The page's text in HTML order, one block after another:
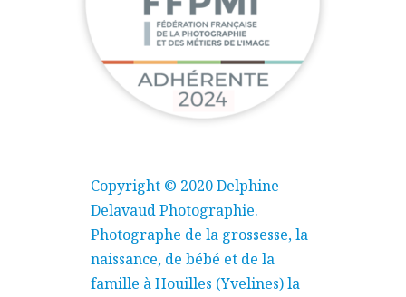
Copyright © 2020 Delphine
Delavaud Photographie.
Photographe de la grossesse, la
naissance, de bébé et de la
famille à Houilles (Yvelines) la